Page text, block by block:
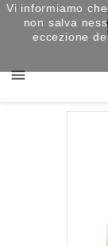

Vi informiamo
non salva
eccezione